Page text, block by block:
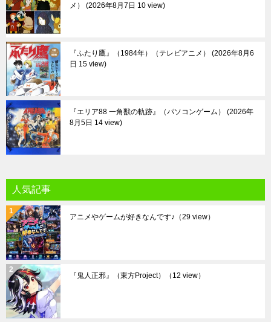
メ）
2026年8月7日 10 view
『ふたり鷹』（1984年）（テレビアニメ）
2026年8月6
日 15 view
『エリア88 一角獣の軌跡』（パソコンゲーム）
2026年
8月5日 14 view
人気記事
アニメやゲームが好きなんです♪ （29 view）
『鬼人正邪』（東方Project） （12 view）